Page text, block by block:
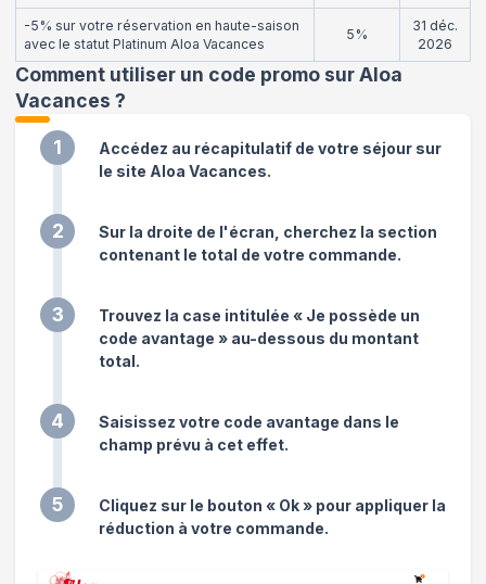
-5% sur votre réservation en haute-saison
avec le statut Platinum Aloa Vacances
5%
31 déc.
2026
Comment utiliser un code promo sur Aloa
Vacances ?
1
Accédez au récapitulatif de votre séjour sur
le site Aloa Vacances.
2
Sur la droite de l'écran, cherchez la section
contenant le total de votre commande.
3
Trouvez la case intitulée « Je possède un
code avantage » au-dessous du montant
total.
4
Saisissez votre code avantage dans le
champ prévu à cet effet.
5
Cliquez sur le bouton « Ok » pour appliquer la
réduction à votre commande.